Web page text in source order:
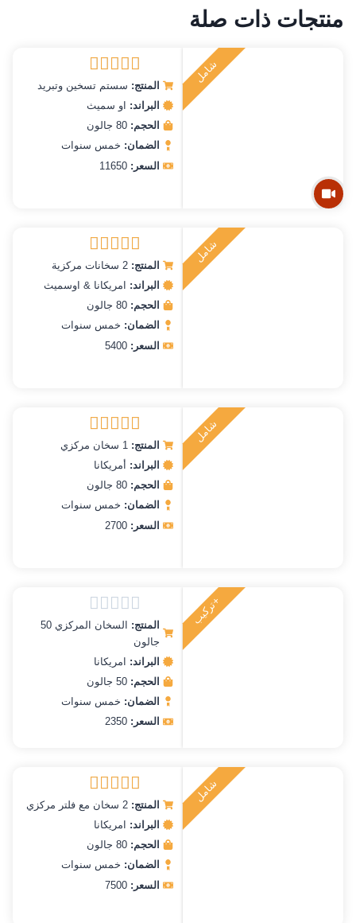
منتجات ذات صلة
ش
ا
م
ل
ت
ر
ك
ي
ب
تم التقييم
5.00من 5
المنتج: سستم تسخين وتبريد
البراند: او سميث
الحجم: 80 جالون
الضمان: خمس سنوات
السعر: 11650
ش
ا
م
ل
ت
ر
ك
ي
ب
تم التقييم
5.00من 5
المنتج: 2 سخانات مركزية
البراند: امريكانا & اوسميث
الحجم: 80 جالون
الضمان: خمس سنوات
السعر: 5400
ش
ا
م
ل
ت
ر
ك
ي
ب
تم التقييم
5.00من 5
المنتج:
البراند: أمريكانا
الحجم: 80 جالون
الضمان: خمس سنوات
السعر: 2700
+تركيب
تم
من
5
المنتج:
السخان المركزي 50
جالون
البراند: امريكانا
الحجم: 50 جالون
الضمان: خمس سنوات
السعر: 2350
ش
ا
م
ل
ت
ر
ك
ي
ب
تم التقييم
5.00من 5
المنتج: 2 سخان مع فلتر مركزي
البراند: امريكانا
الحجم: 80 جالون
الضمان: خمس سنوات
السعر: 7500